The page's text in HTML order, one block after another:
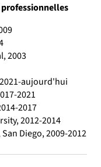
professionnelles
2003
aujourd'hui
2021
2017
2012-2014
Diego, 2009-2012